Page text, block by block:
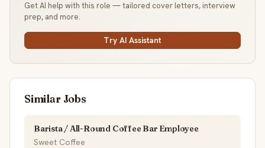
Get AI help with this role — tailored cover letters, interview
prep, and more.
Try AI Assistant
Similar Jobs
Barista / All-Round Coffee Bar Employee
Sweet Coffee